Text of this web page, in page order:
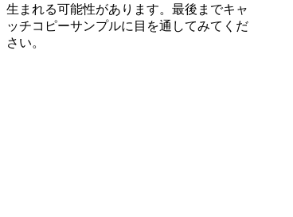
生まれる可能性があります。最後までキャ
ッチコピーサンプルに目を通してみてくだ
さい。